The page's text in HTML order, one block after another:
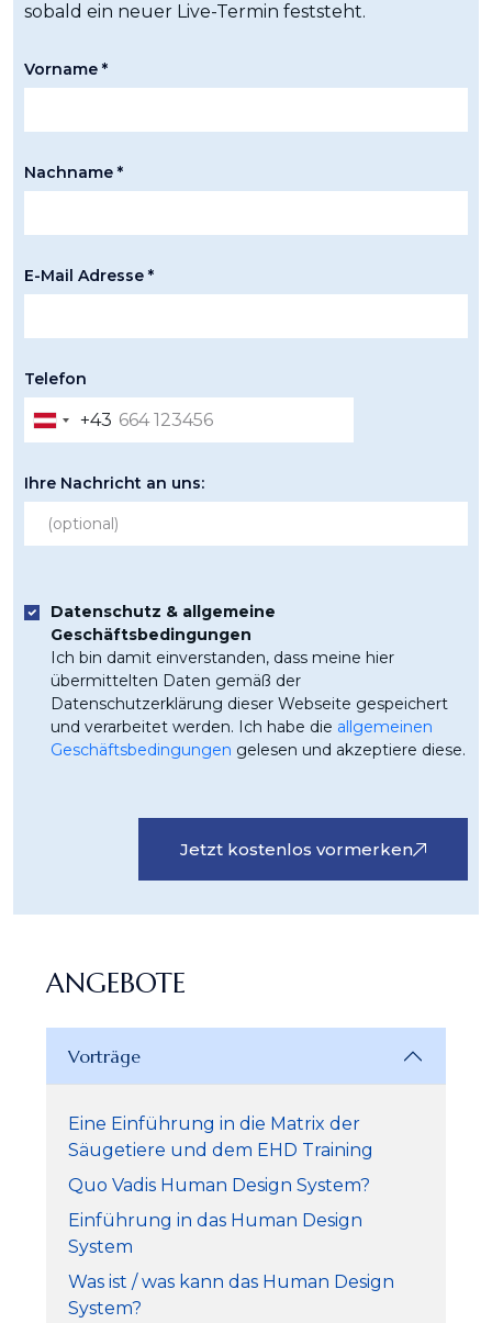
sobald ein neuer Live-Termin feststeht.
Vorname *
Nachname *
E-Mail Adresse *
Telefon
Austria
+43
+43
Ihre Nachricht an uns:
Datenschutz & allgemeine
Geschäftsbedingungen
Ich bin damit einverstanden, dass meine hier
übermittelten Daten gemäß der
Datenschutzerklärung dieser Webseite gespeichert
und verarbeitet werden. Ich habe die allgemeinen
Geschäftsbedingungen gelesen und akzeptiere diese.
Jetzt kostenlos vormerken
ANGEBOTE
Vorträge
Eine Einführung in die Matrix der
Säugetiere und dem EHD Training
Quo Vadis Human Design System?
Einführung in das Human Design
System
Was ist / was kann das Human Design
System?